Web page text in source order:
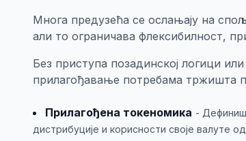
Многа предузећа се ослањају на
али то ограничава флексибилност,
Без приступа позадинској логици
прилагођавање потребама тржишта
Прилагођена токеномика -
дистрибуције и корисности своје валуте